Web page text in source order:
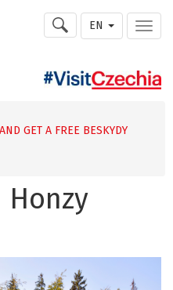
EN
GET A FREE BESKYDY